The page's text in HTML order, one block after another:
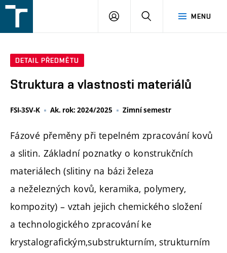
v
MENU
PŘIHLÁŠENÍ
DETAIL PŘEDMĚTU
Struktura a vlastnosti materiálů
FSI-3SV-K Ak. rok: 2024/2025 Zimní semestr
Fázové přeměny při tepelném zpracování kovů
a slitin. Základní poznatky o konstrukčních
materiálech (slitiny na bázi železa
a neželezných kovů, keramika, polymery,
kompozity) – vztah jejich chemického složení
a technologického zpracování ke
krystalografickým,substrukturním, strukturním